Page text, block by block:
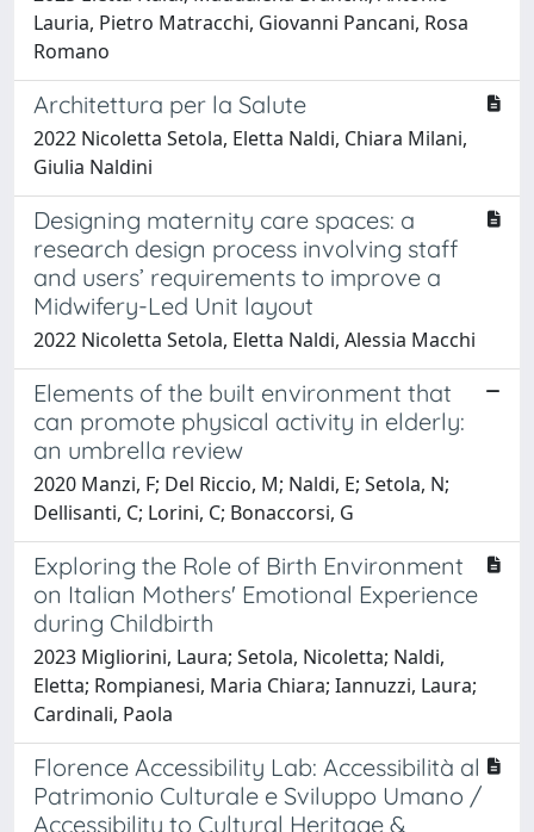
Lauria, Pietro Matracchi, Giovanni Pancani, Rosa
Romano
Architettura per la Salute
2022 Nicoletta Setola, Eletta Naldi, Chiara Milani,
Giulia Naldini
Designing maternity care spaces: a
research design process involving staff
and users’ requirements to improve a
Midwifery-Led Unit layout
2022 Nicoletta Setola, Eletta Naldi, Alessia Macchi
Elements of the built environment that
can promote physical activity in elderly:
an umbrella review
2020 Manzi, F; Del Riccio, M; Naldi, E; Setola, N;
Dellisanti, C; Lorini, C; Bonaccorsi, G
Exploring the Role of Birth Environment
on Italian Mothers' Emotional Experience
during Childbirth
2023 Migliorini, Laura; Setola, Nicoletta; Naldi,
Eletta; Rompianesi, Maria Chiara; Iannuzzi, Laura;
Cardinali, Paola
Florence Accessibility Lab: Accessibilità al
Patrimonio Culturale e Sviluppo Umano /
Accessibility to Cultural Heritage &